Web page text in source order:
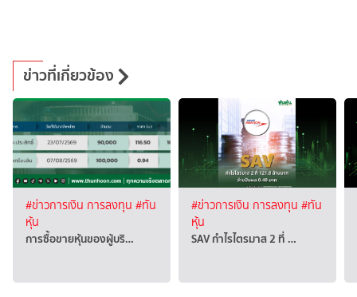
ข่าวที่เกี่ยวข้อง
#ข่าวการเงิน การลงทุน #ทัน
หุ้น
การซื้อขายหุ้นของผู้บริ…
#ข่าวการเงิน การลงทุน #ทัน
หุ้น
SAV กำไรไตรมาส 2 ที่ …